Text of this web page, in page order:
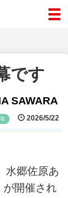
です
SAWARA
2026/5/22
水郷佐原あ
が開催され